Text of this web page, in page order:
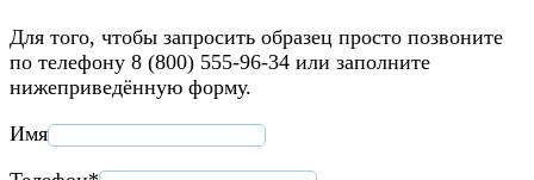
Для того, чтобы запросить образец просто позвоните
по телефону 8 (800) 555-96-34 или заполните
нижеприведённую форму.
Имя